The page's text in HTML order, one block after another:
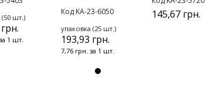
(50 шт.)
1 шт.
Код KA-23-6050
упаковка (25 шт.)
193,93 грн.
7,76 грн. за 1 шт.
145,67 грн.